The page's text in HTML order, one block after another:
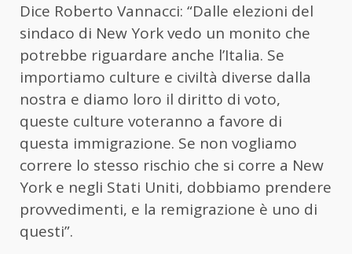
Dice Roberto Vannacci: “Dalle elezioni del
sindaco di New York vedo un monito che
potrebbe riguardare anche l’Italia. Se
importiamo culture e civiltà diverse dalla
nostra e diamo loro il diritto di voto,
queste culture voteranno a favore di
questa immigrazione. Se non vogliamo
correre lo stesso rischio che si corre a New
York e negli Stati Uniti, dobbiamo prendere
provvedimenti, e la remigrazione è uno di
questi”.